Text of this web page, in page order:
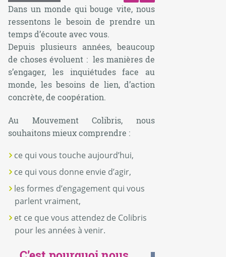
Dans un monde qui bouge vite, nous
ressentons le besoin de prendre un
temps d’écoute avec vous.
Depuis plusieurs années, beaucoup
de choses évoluent : les manières de
s’engager, les inquiétudes face au
monde, les besoins de lien, d’action
concrète, de coopération.
Au Mouvement Colibris, nous
souhaitons mieux comprendre :
ce qui vous touche aujourd’hui,
ce qui vous donne envie d’agir,
les formes d’engagement qui vous
parlent vraiment,
et ce que vous attendez de Colibris
pour les années à venir.